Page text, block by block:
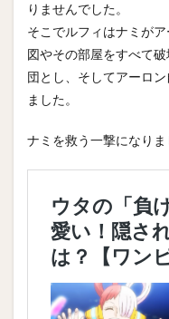
りませんでした。
そこでルフィはナミが
図やその部屋をすべて
団とし、そしてアーロ
ました。
ナミを救う一撃になりま